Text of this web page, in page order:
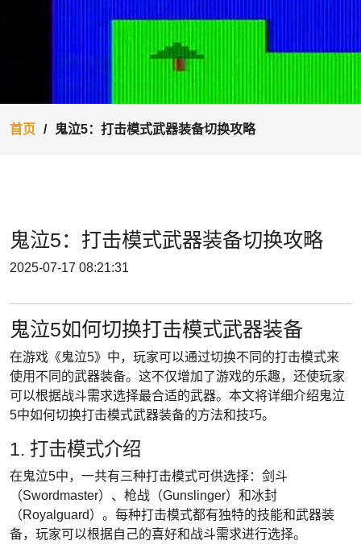
首页 鬼泣5：打击模式武器装备切换攻略
鬼泣5：打击模式武器装备切换攻略
2025-07-17 08:21:31
鬼泣5如何切换打击模式武器装备
在游戏《鬼泣5》中，玩家可以通过切换不同的打击模式来
使用不同的武器装备。这不仅增加了游戏的乐趣，还使玩家
可以根据战斗需求选择最合适的武器。本文将详细介绍鬼泣
5中如何切换打击模式武器装备的方法和技巧。
1. 打击模式介绍
在鬼泣5中，一共有三种打击模式可供选择：剑斗
（Swordmaster）、枪战（Gunslinger）和冰封
（Royalguard）。每种打击模式都有独特的技能和武器装
备，玩家可以根据自己的喜好和战斗需求进行选择。